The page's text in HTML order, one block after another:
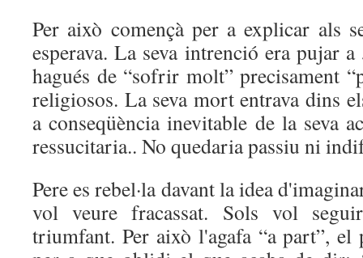
Per això començà per a explicar als
esperava. La seva intrenció era pujar
hagués de “sofrir molt” precisament
religiosos. La seva mort entrava dins
a conseqüència inevitable de la seva
ressucitaria.. No quedaria passiu ni
Pere es rebel·la davant la idea
vol veure fracassat. Sols vol
triumfant. Per això l'agafa “a part”, el